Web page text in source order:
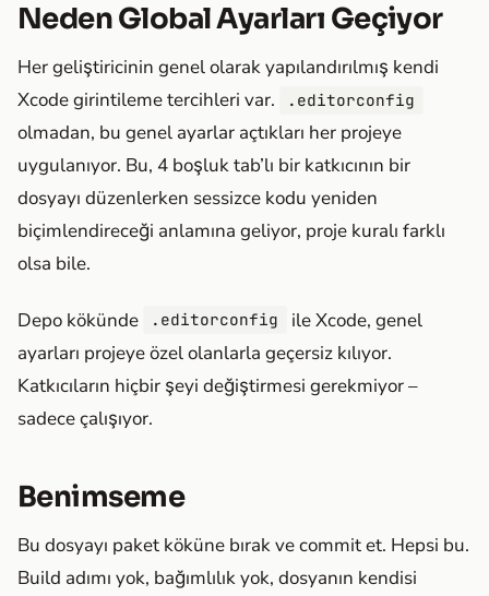
Neden Global Ayarları Geçiyor
Her geliştiricinin genel olarak yapılandırılmış kendi
Xcode girintileme tercihleri var.
.editorconfig
olmadan, bu genel ayarlar açtıkları her projeye
uygulanıyor. Bu, 4 boşluk tab’lı bir katkıcının bir
dosyayı düzenlerken sessizce kodu yeniden
biçimlendireceği anlamına geliyor, proje kuralı farklı
olsa bile.
Depo kökünde .editorconfig
ile Xcode, genel
ayarları projeye özel olanlarla geçersiz kılıyor.
Katkıcıların hiçbir şeyi değiştirmesi gerekmiyor –
sadece çalışıyor.
Benimseme
Bu dosyayı paket köküne bırak ve commit et. Hepsi bu.
Build adımı yok, bağımlılık yok, dosyanın kendisi